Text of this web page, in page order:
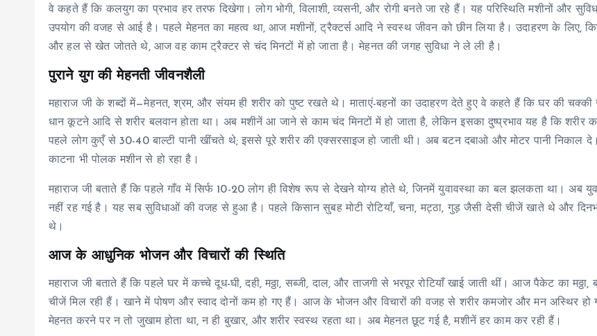
वे कहते हैं कि कलयुग का प्रभाव हर तरफ दिखेगा। लोग भोगी, विलाशी, व्यसनी, और रोगी बनते जा रहे हैं। यह परिस्थिति मशीनों और
उपयोग की वजह से आई है। पहले मेहनत का महत्व था, आज मशीनों, ट्रैक्टर्स आदि ने स्वस्थ जीवन को छीन लिया है। उदाहरण के लिए,
और हल से खेत जोतते थे, आज वह काम ट्रैक्टर से चंद मिनटों में हो जाता है। मेहनत की जगह सुविधा ने ले ली है।
पुराने युग की मेहनती जीवनशैली
महाराज जी के शब्दों में—मेहनत, श्रम, और संयम ही शरीर को पुष्ट रखते थे। माताएं-बहनों का उदाहरण देते हुए वे कहते हैं कि घर की
धान कूटने आदि से शरीर बलवान होता था। अब मशीनें आ जाने से काम चंद मिनटों में हो जाता है, लेकिन इसका दुष्प्रभाव यह है कि शरीर
पहले लोग कुएँ से 30-40 बाल्टी पानी खींचते थे; इससे पूरे शरीर की एक्सरसाइज हो जाती थी। अब बटन दबाओ और मोटर पानी निकाल
काटना भी पोलक मशीन से हो रहा है।
महाराज जी बताते हैं कि पहले गाँव में सिर्फ 10-20 लोग ही विशेष रूप से देखने योग्य होते थे, जिनमें युवावस्था का बल झलकता था। अब
नहीं रह गई है। यह सब सुविधाओं की वजह से हुआ है। पहले किसान सुबह मोटी रोटियाँ, चना, मट्ठा, गुड़ जैसी देसी चीजें खाते थे और
थे।
आज के आधुनिक भोजन और विचारों की स्थिति
महाराज जी बताते हैं कि पहले घर में कच्चे दूध-घी, दही, मठ्ठा, सब्जी, दाल, और ताजगी से भरपूर रोटियाँ खाई जाती थीं। आज पैकेट का मठ्ठा,
चीजें मिल रही हैं। खाने में पोषण और स्वाद दोनों कम हो गए हैं। आज के भोजन और विचारों की वजह से शरीर कमजोर और मन अस्थिर हो
मेहनत करने पर न तो जुखाम होता था, न ही बुखार, और शरीर स्वस्थ रहता था। अब मेहनत छूट गई है, मशीनें हर काम कर रही हैं।